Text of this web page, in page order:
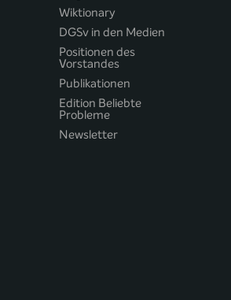
Wiktionary
DGSv in den Medien
Positionen des
Vorstandes
Publikationen
Edition Beliebte
Probleme
Newsletter